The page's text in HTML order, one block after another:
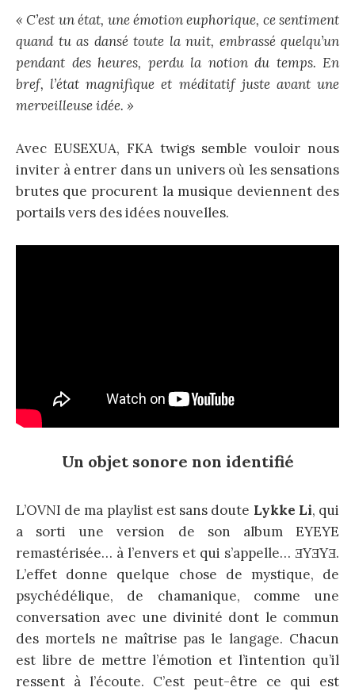
« C’est un état, une émotion euphorique, ce sentiment
quand tu as dansé toute la nuit, embrassé quelqu’un
pendant des heures, perdu la notion du temps. En
bref, l’état magnifique et méditatif juste avant une
merveilleuse idée. »
Avec EUSEXUA, FKA twigs semble vouloir nous
inviter à entrer dans un univers où les sensations
brutes que procurent la musique deviennent des
portails vers des idées nouvelles.
Un objet sonore non identifié
L’OVNI de ma playlist est sans doute Lykke Li, qui
a sorti une version de son album EYEYE
remastérisée… à l’envers et qui s’appelle… ƎYƎYƎ.
L’effet donne quelque chose de mystique, de
psychédélique, de chamanique, comme une
conversation avec une divinité dont le commun
des mortels ne maîtrise pas le langage. Chacun
est libre de mettre l’émotion et l’intention qu’il
ressent à l’écoute. C’est peut-être ce qui est